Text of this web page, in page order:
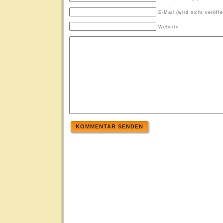
E-Mail (wird nicht
Website
KOMMENTAR SENDEN